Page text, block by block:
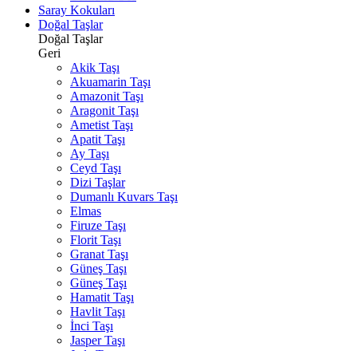
Saray Kokuları
Doğal Taşlar
Doğal Taşlar
Geri
Akik Taşı
Akuamarin Taşı
Amazonit Taşı
Aragonit Taşı
Ametist Taşı
Apatit Taşı
Ay Taşı
Ceyd Taşı
Dizi Taşlar
Dumanlı Kuvars Taşı
Elmas
Firuze Taşı
Florit Taşı
Granat Taşı
Güneş Taşı
Güneş Taşı
Hamatit Taşı
Havlit Taşı
İnci Taşı
Jasper Taşı